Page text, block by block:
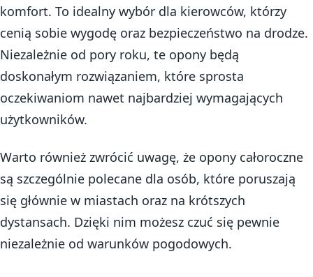
komfort. To idealny wybór dla kierowców, którzy
cenią sobie wygodę oraz bezpieczeństwo na drodze.
Niezależnie od pory roku, te opony będą
doskonałym rozwiązaniem, które sprosta
oczekiwaniom nawet najbardziej wymagających
użytkowników.
Warto również zwrócić uwagę, że opony całoroczne
są szczególnie polecane dla osób, które poruszają
się głównie w miastach oraz na krótszych
dystansach. Dzięki nim możesz czuć się pewnie
niezależnie od warunków pogodowych.